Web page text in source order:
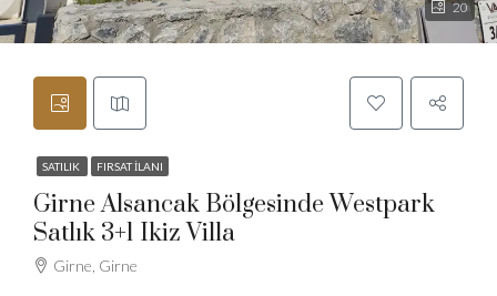
20
SATILIK FIRSAT İLANI
Girne Alsancak Bölgesinde Westpark
Satlık 3+1 Ikiz Villa
Girne, Girne